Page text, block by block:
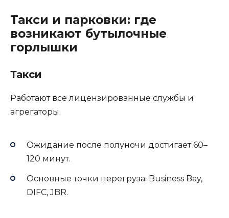
Такси и парковки: где
возникают бутылочные
горлышки
Такси
Работают все лицензированные службы и
агрегаторы.
Ожидание после полуночи достигает 60–
120 минут.
Основные точки перегруза: Business Bay,
DIFC, JBR.